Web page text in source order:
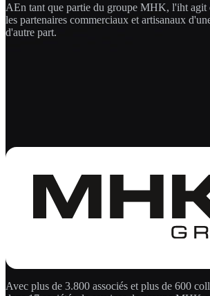
AEn tant que partie du groupe MHK, l'iht agit
les partenaires commerciaux et artisanaux
d'autre part.
Avec plus de 3.800 associés et plus de 600